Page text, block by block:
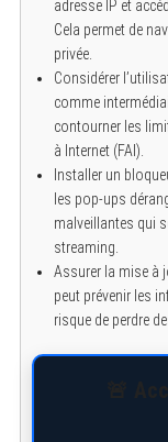
adresse IP et
Cela permet de
privée.
Considérer
comme
contourner les
à Internet (FAI).
Installer un
les pop-ups
malveillantes qui
streaming.
Assurer la mise à
peut prévenir les
risque de perdre